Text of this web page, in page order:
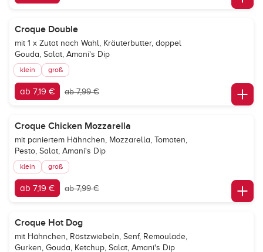
Croque Double
mit 1 x Zutat nach Wahl, Kräuterbutter, doppel
Gouda, Salat, Amani's Dip
klein groß
ab 7,19 € ab 7,99 €
Croque Chicken Mozzarella
mit paniertem Hähnchen, Mozzarella, Tomaten,
Pesto, Salat, Amani's Dip
klein groß
ab 7,19 € ab 7,99 €
Croque Hot Dog
mit Hähnchen, Röstzwiebeln, Senf, Remoulade,
Gurken, Gouda, Ketchup, Salat, Amani's Dip